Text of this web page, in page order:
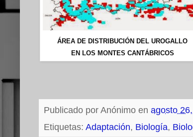
ÁREA DE DISTRIBUCIÓN DEL UROGALLO
EN LOS MONTES CANTÁBRICOS
Publicado por Anónimo en agosto
Etiquetas: Adaptación, Biología,